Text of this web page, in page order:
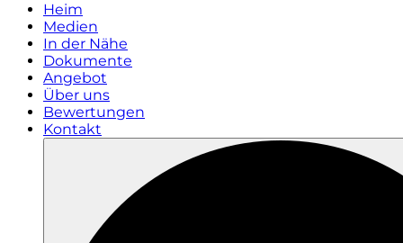
Heim
Medien
In der Nähe
Dokumente
Angebot
Über uns
Bewertungen
Kontakt